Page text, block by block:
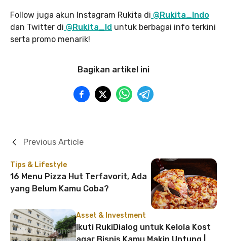
Follow juga akun Instagram Rukita di @Rukita_Indo
dan Twitter di @Rukita_Id untuk berbagai info terkini
serta promo menarik!
Bagikan artikel ini
Tips & Lifestyle
16 Menu Pizza Hut Terfavorit, Ada
yang Belum Kamu Coba?
Previous Article
Asset & Investment
Ikuti RukiDialog untuk Kelola Kost